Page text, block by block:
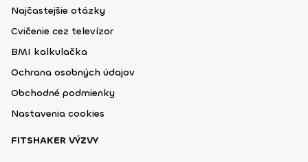
Najčastejšie otázky
Cvičenie cez televízor
BMI kalkulačka
Ochrana osobných údajov
Obchodné podmienky
Nastavenia cookies
FITSHAKER VÝZVY